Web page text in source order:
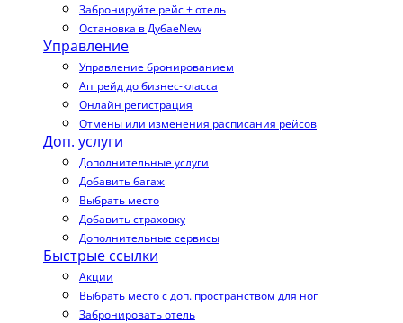
Забронируйте рейс + отель
Остановка в ДубаеNew
Управление
Управление бронированием
Апгрейд до бизнес-класса
Онлайн регистрация
Отмены или изменения расписания рейсов
Доп. услуги
Дополнительные услуги
Добавить багаж
Выбрать место
Добавить страховку
Дополнительные сервисы
Быстрые ссылки
Акции
Выбрать место с доп. пространством для ног
Забронировать отель